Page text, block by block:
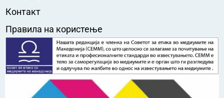
Контакт
Правила на користење